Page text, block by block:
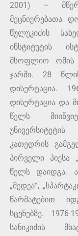
2001) –
მეცნიერებათა
წულუკიძის
ინსტიტუტის
მსოფლიო ომის
ჯარში. 28
დისერტაცია.
დისერტაცია და
წელს
კათედრის
პირველი პიესა
წელს დაიდგა.
„მედეა“,
წარმატებით
სცენებზე.
სანიკიძის